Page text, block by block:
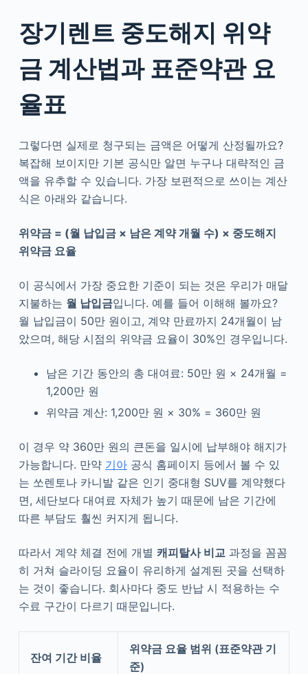
장기렌트 중도해지 위약
금 계산법과 표준약관 요
율표
그렇다면 실제로 청구되는 금액은 어떻게 산정될까요?
복잡해 보이지만 기본 공식만 알면 누구나 대략적인 금
액을 유추할 수 있습니다. 가장 보편적으로 쓰이는 계산
식은 아래와 같습니다.
위약금 = (월 납입금 × 남은 계약 개월 수) × 중도해지
위약금 요율
이 공식에서 가장 중요한 기준이 되는 것은 우리가 매달
지불하는 월 납입금입니다. 예를 들어 이해해 볼까요?
월 납입금이 50만 원이고, 계약 만료까지 24개월이 남
았으며, 해당 시점의 위약금 요율이 30%인 경우입니다.
남은 기간 동안의 총 대여료: 50만 원 × 24개월 =
1,200만 원
위약금 계산: 1,200만 원 × 30% = 360만 원
이 경우 약 360만 원의 큰돈을 일시에 납부해야 해지가
가능합니다. 만약 기아공식 홈페이지 등에서 볼 수 있
는 쏘렌토나 카니발 같은 인기 중대형 SUV를 계약했다
면, 세단보다 대여료 자체가 높기 때문에 남은 기간에
따른 부담도 훨씬 커지게 됩니다.
따라서 계약 체결 전에 개별 캐피탈사 비교 과정을 꼼꼼
히 거쳐 슬라이딩 요율이 유리하게 설계된 곳을 선택하
는 것이 좋습니다. 회사마다 중도 반납 시 적용하는 수
수료 구간이 다르기 때문입니다.
잔여 기간 비율
위약금 요율 범위 (표준약관 기
준)